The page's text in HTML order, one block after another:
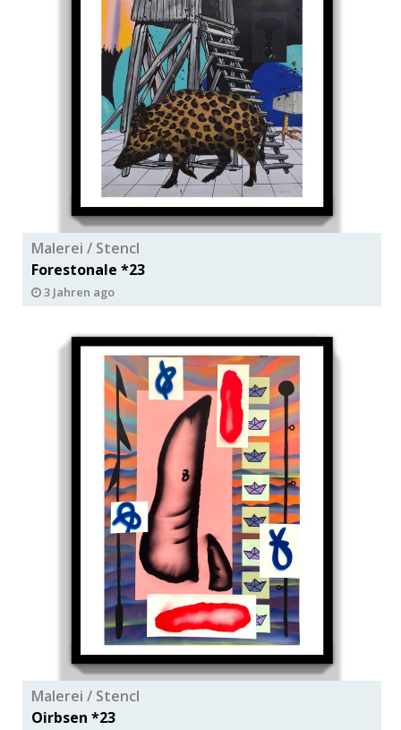
Malerei / Stencl
Forestonale *23
3 Jahren ago
Malerei / Stencl
Oirbsen *23